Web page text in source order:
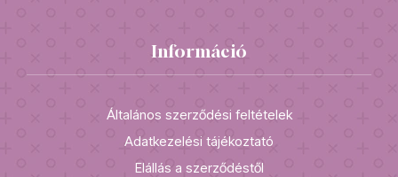
Információ
Általános szerződési feltételek
Adatkezelési tájékoztató
Elállás a szerződéstől